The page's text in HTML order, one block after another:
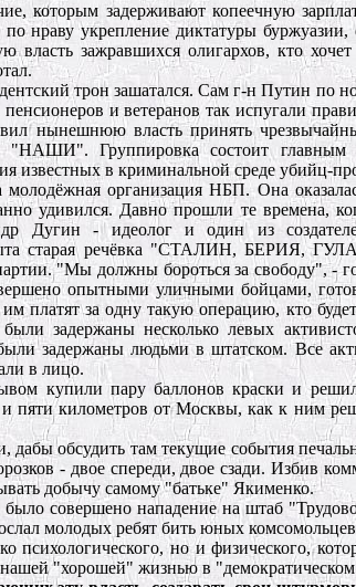
которым задерживают копеечную
нраву укрепление диктатуры буржуазии,
власть зажравшихся олигархов, кто
трон зашатался. Сам г-н Путин по
и ветеранов так испугали
нынешнюю власть принять
Группировка состоит главным
известных в криминальной среде убийц-
организация НБП. Она
удивился. Давно прошли те времена,
Дугин - идеолог и один из
старая речёвка "СТАЛИН, БЕРИЯ,
"Мы должны бороться за свободу", -
опытными уличными бойцами,
за одну такую операцию, кто
задержаны несколько левых
задержаны людьми в штатском. Все
в лицо.
купили пару баллонов краски и
пяти километров от Москвы, как к ним
обсудить там текущие события
- двое спереди, двое сзади. Избив
добычу самому "батьке" Якименко.
совершено нападение на штаб
молодых ребят бить юных
но и физического,
"хорошей" жизнью в